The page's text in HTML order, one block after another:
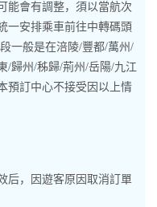
能會有調整，須以當航次
一安排乘車前往中轉碼頭
一般是在涪陵/豐都/萬州/
/歸州/秭歸/荊州/岳陽/九江
預訂中心不接受因以上情
后，因遊客原因取消訂單